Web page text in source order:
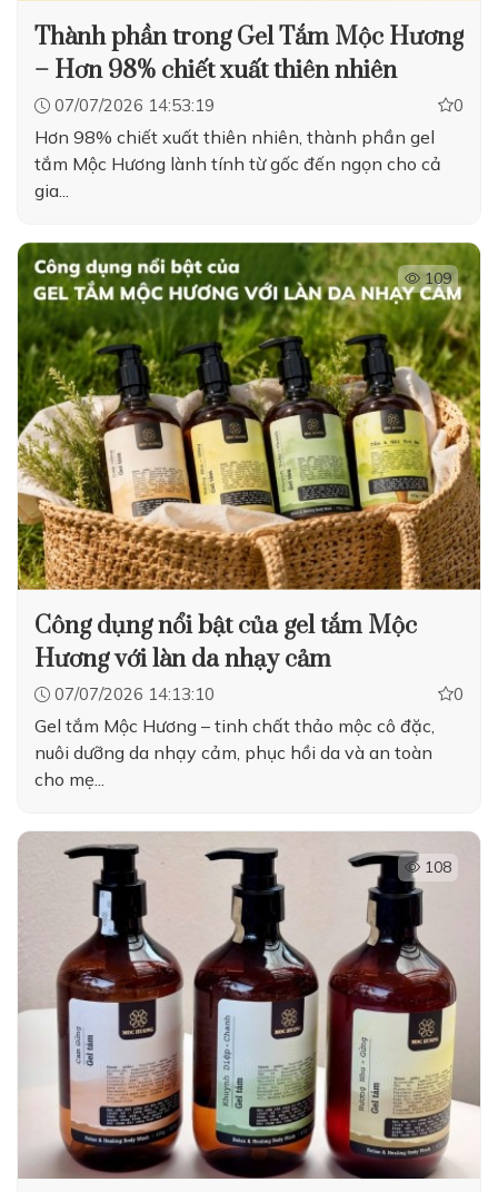
Thành phần trong Gel Tắm Mộc Hương
– Hơn 98% chiết xuất thiên nhiên
07/07/2026 14:53:19 0
Hơn 98% chiết xuất thiên nhiên, thành phần gel
tắm Mộc Hương lành tính từ gốc đến ngọn cho cả
gia...
109
Công dụng nổi bật của gel tắm Mộc
Hương với làn da nhạy cảm
07/07/2026 14:13:10 0
Gel tắm Mộc Hương – tinh chất thảo mộc cô đặc,
nuôi dưỡng da nhạy cảm, phục hồi da và an toàn
cho mẹ...
108